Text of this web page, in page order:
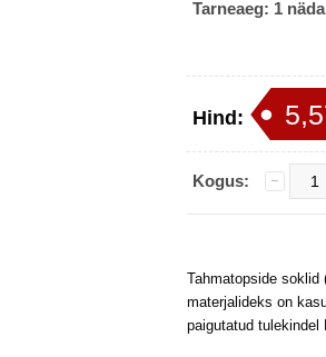
Tarneaeg: 1
Hind:
Kogus:
Tahmatopside
materjalideks on
paigutatud tulekindel